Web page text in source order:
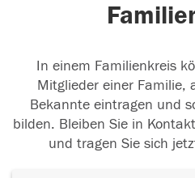
In einem Familienkreis
Mitglieder einer Familie,
Bekannte eintragen und
bilden. Bleiben Sie in
und tragen Sie sich